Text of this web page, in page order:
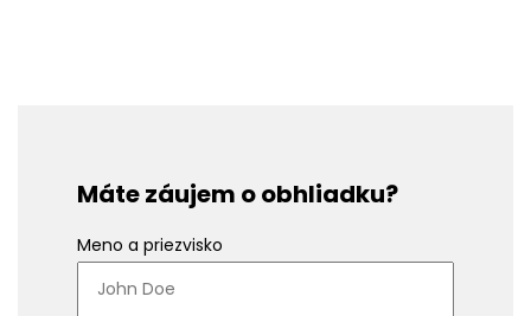
Máte záujem o obhliadku?
Meno a priezvisko